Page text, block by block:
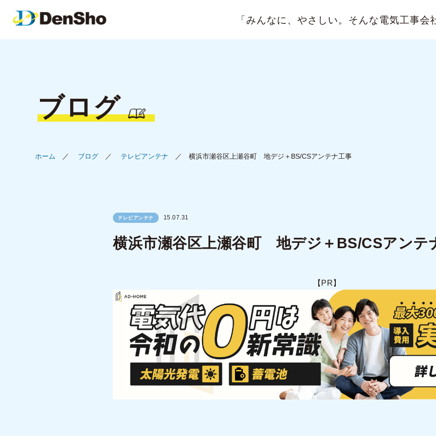
「みんなに、やさしい。 そんな電気工事会
ブログ
ホーム ブログ テレビアンテナ 横浜市瀬谷区上瀬谷町 地デジ＋BS/CSアンテナ工事
テレビアンテナ 15.07.31
横浜市瀬谷区上瀬谷町 地デジ＋BS/CSアンテ
【PR】